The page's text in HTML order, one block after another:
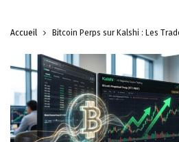
Accueil Bitcoin Perps sur Kalshi : Les